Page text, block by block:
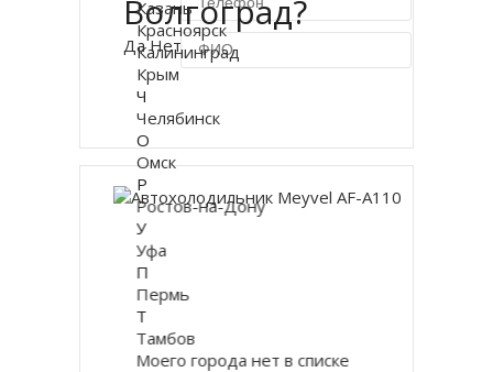
Волгоград?
Да Нет
Казань
Красноярск
Калининград
Крым
Ч
Челябинск
О
Омск
Р
Ростов-на-Дону
У
Уфа
П
Пермь
Т
Тамбов
Моего города нет в списке